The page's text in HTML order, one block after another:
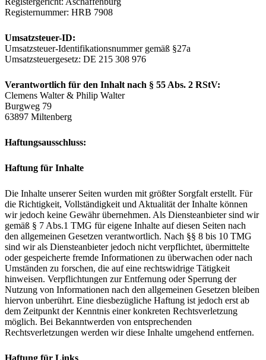
Registernummer: HRB 7908
Umsatzsteuer-ID:
Umsatzsteuer-Identifikationsnummer gemäß §27a
Umsatzsteuergesetz: DE 215 308 976
Verantwortlich für den Inhalt nach § 55 Abs. 2 RStV:
Clemens Walter & Philip Walter
Burgweg 79
63897 Miltenberg
Haftungsausschluss:
Haftung für Inhalte
Die Inhalte unserer Seiten wurden mit größter Sorgfalt erstellt. Für
die Richtigkeit, Vollständigkeit und Aktualität der Inhalte können
wir jedoch keine Gewähr übernehmen. Als Diensteanbieter sind wir
gemäß § 7 Abs.1 TMG für eigene Inhalte auf diesen Seiten nach
den allgemeinen Gesetzen verantwortlich. Nach §§ 8 bis 10 TMG
sind wir als Diensteanbieter jedoch nicht verpflichtet, übermittelte
oder gespeicherte fremde Informationen zu überwachen oder nach
Umständen zu forschen, die auf eine rechtswidrige Tätigkeit
hinweisen. Verpflichtungen zur Entfernung oder Sperrung der
Nutzung von Informationen nach den allgemeinen Gesetzen bleiben
hiervon unberührt. Eine diesbezügliche Haftung ist jedoch erst ab
dem Zeitpunkt der Kenntnis einer konkreten Rechtsverletzung
möglich. Bei Bekanntwerden von entsprechenden
Rechtsverletzungen werden wir diese Inhalte umgehend entfernen.
Haftung für Links